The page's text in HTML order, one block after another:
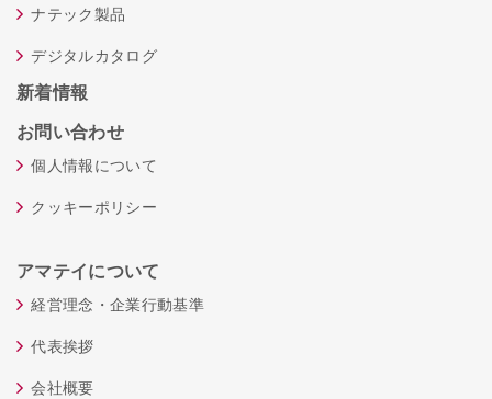
ナテック製品
デジタルカタログ
新着情報
お問い合わせ
個人情報について
クッキーポリシー
アマテイについて
経営理念・企業行動基準
代表挨拶
会社概要